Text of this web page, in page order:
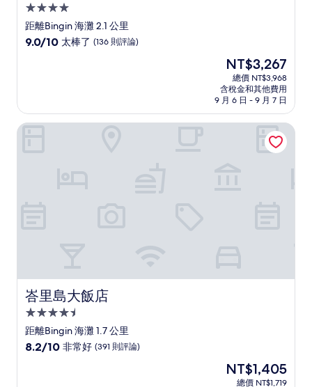
4.0
星
級
距離Bingin 海灘 2.1 公里
9.0
太
棒
9.0/10 太棒了 (136 則評論)
現
在
價
格
為
NT$3,267
NT$3,267
總價 NT$3,968
含稅金和其他費用
9 月 6 日 - 9 月 7 日
峇里島大飯店
峇里島大飯店
4.5
星
級
距離Bingin 海灘 1.7 公里
8.2
8.2/10 非常好 (391 則評論)
現
NT$1,405
總價 NT$1,719
峇里島大飯店